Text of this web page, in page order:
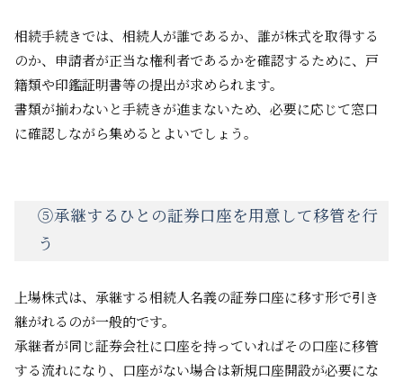
相続手続きでは、相続人が誰であるか、誰が株式を取得する
のか、申請者が正当な権利者であるかを確認するために、戸
籍類や印鑑証明書等の提出が求められます。
書類が揃わないと手続きが進まないため、必要に応じて窓口
に確認しながら集めるとよいでしょう。
⑤承継するひとの証券口座を用意して移管を行
う
上場株式は、承継する相続人名義の証券口座に移す形で引き
継がれるのが一般的です。
承継者が同じ証券会社に口座を持っていればその口座に移管
する流れになり、口座がない場合は新規口座開設が必要にな